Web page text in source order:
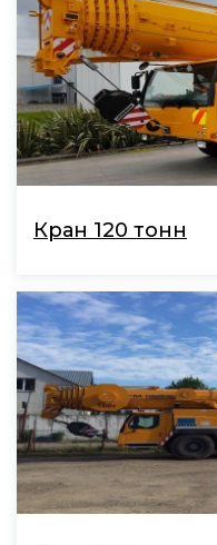
Кран 120 тонн